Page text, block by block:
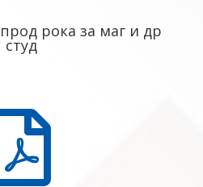
рока за маг и др
студ
